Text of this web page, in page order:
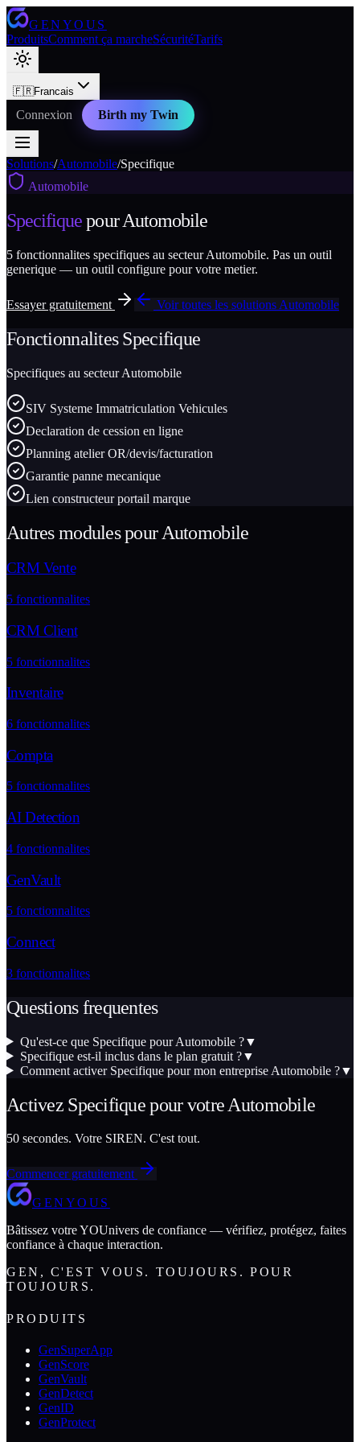
GENYOUS
ProduitsComment ça marcheSécuritéTarifs
🇫🇷Francais
Connexion Birth my Twin
Solutions/Automobile/Specifique
Automobile
SpecifiquepourAutomobile
5 fonctionnalites specifiques au secteurAutomobile. Pas un outil
generique — un outil configure pour votre metier.
Essayer gratuitement Voir toutes les solutions Automobile
FonctionnalitesSpecifique
Specifiques au secteurAutomobile
SIV Systeme Immatriculation Vehicules
Declaration de cession en ligne
Planning atelier OR/devis/facturation
Garantie panne mecanique
Lien constructeur portail marque
Autres modules pour Automobile
CRM Vente
5 fonctionnalites
CRM Client
5 fonctionnalites
Inventaire
6 fonctionnalites
Compta
5 fonctionnalites
AI Detection
4 fonctionnalites
GenVault
5 fonctionnalites
Connect
3 fonctionnalites
Questions frequentes
Qu'est-ce que Specifique pour Automobile ?▼
Specifique est-il inclus dans le plan gratuit ?▼
Comment activer Specifique pour mon entreprise Automobile ?▼
Activez Specifiquepour votre Automobile
50 secondes. Votre SIREN. C'est tout.
Commencer gratuitement
GENYOUS
Bâtissez votre YOUnivers de confiance — vérifiez, protégez, faites
confiance à chaque interaction.
GEN, C'EST VOUS. TOUJOURS. POUR
TOUJOURS.
PRODUITS
GenSuperApp
GenScore
GenVault
GenDetect
GenID
GenProtect